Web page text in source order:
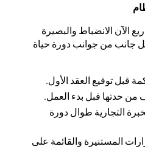
الآن الانضباط والبصيرة
كل جانب من جوانب دورة حياة
قبل توقيع العقد الأول.
من حدتها قبل بدء العمل.
التجارية طوال دورة
المستنيرة والقائمة على